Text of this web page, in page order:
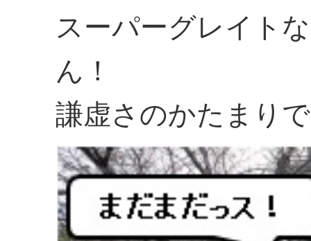
スーパーグレイト
ん！
謙虚さのかたまり